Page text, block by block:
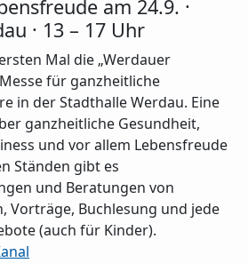
am 24.9. ·
· 13 – 17 Uhr
Mal die „Werdauer
für ganzheitliche
in der Stadthalle Werdau. Eine
ganzheitliche Gesundheit,
und vor allem Lebensfreude
Ständen gibt es
und Beratungen von
Vorträge, Buchlesung und jede
(auch für Kinder).